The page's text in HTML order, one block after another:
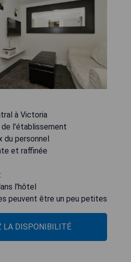
à Victoria
de l'établissement
du personnel
et raffinée
l'hôtel
peuvent être un peu petites
LA DISPONIBILITÉ